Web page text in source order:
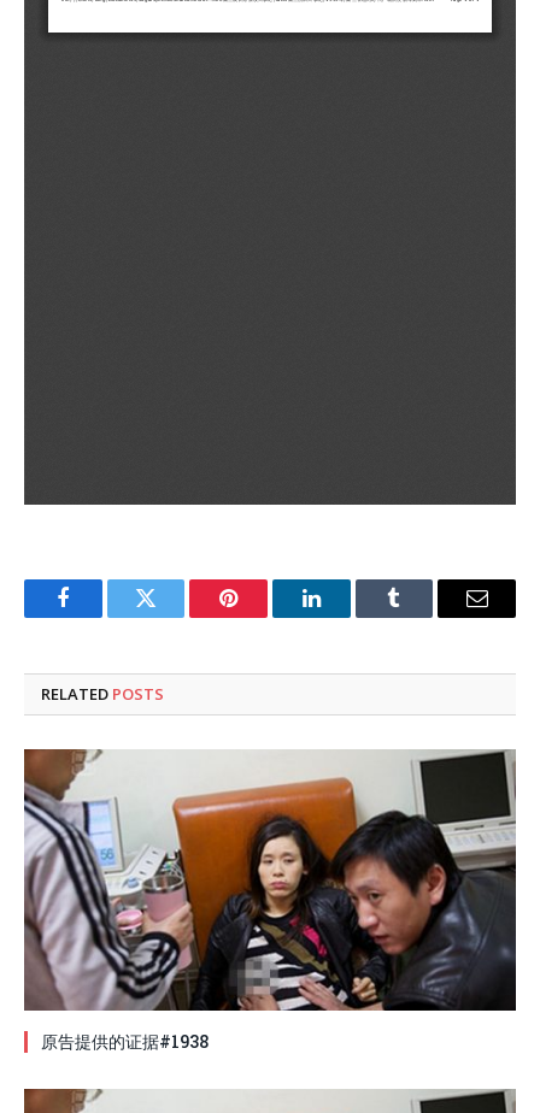
FacebookTwitter Pinterest LinkedInTumblr Email
RELATED POSTS
原告提供的证据#1938